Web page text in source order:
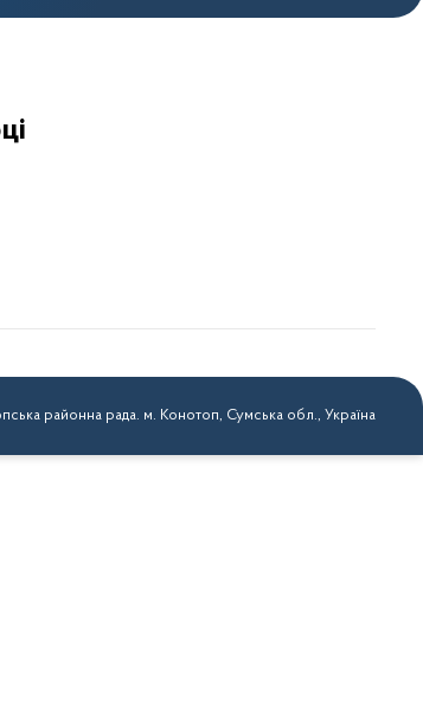
районна рада. м. Конотоп, Сумська обл., Україна